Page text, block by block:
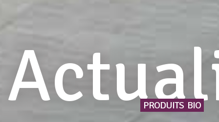
PRODUITS BIO